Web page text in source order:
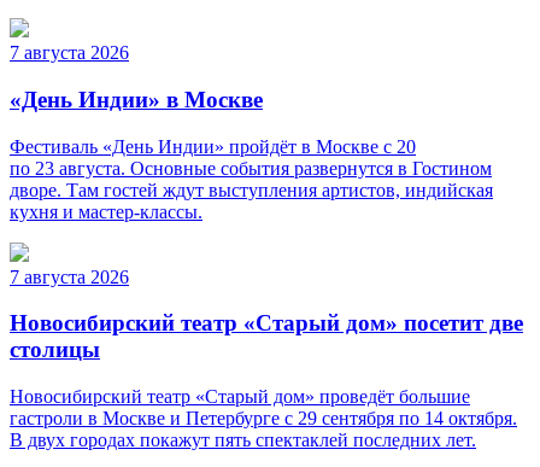
7 августа 2026
«День Индии» в Москве
Фестиваль «День Индии» пройдёт в Москве с 20
по 23 августа. Основные события развернутся в Гостином
дворе. Там гостей ждут выступления артистов, индийская
кухня и мастер-классы.
7 августа 2026
Новосибирский театр «Старый дом» посетит две
столицы
Новосибирский театр «Старый дом» проведёт большие
гастроли в Москве и Петербурге с 29 сентября по 14 октября.
В двух городах покажут пять спектаклей последних лет.